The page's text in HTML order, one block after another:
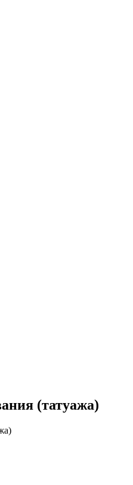
(татуажа)